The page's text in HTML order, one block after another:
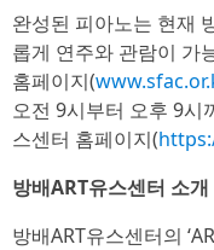
완성된 피아노는 현재
롭게 연주와 관람이 가
홈페이지(
오전 9시부터 오후 9시
스센터 홈페이지(
방배ART유스센터 소개
방배ART유스센터의